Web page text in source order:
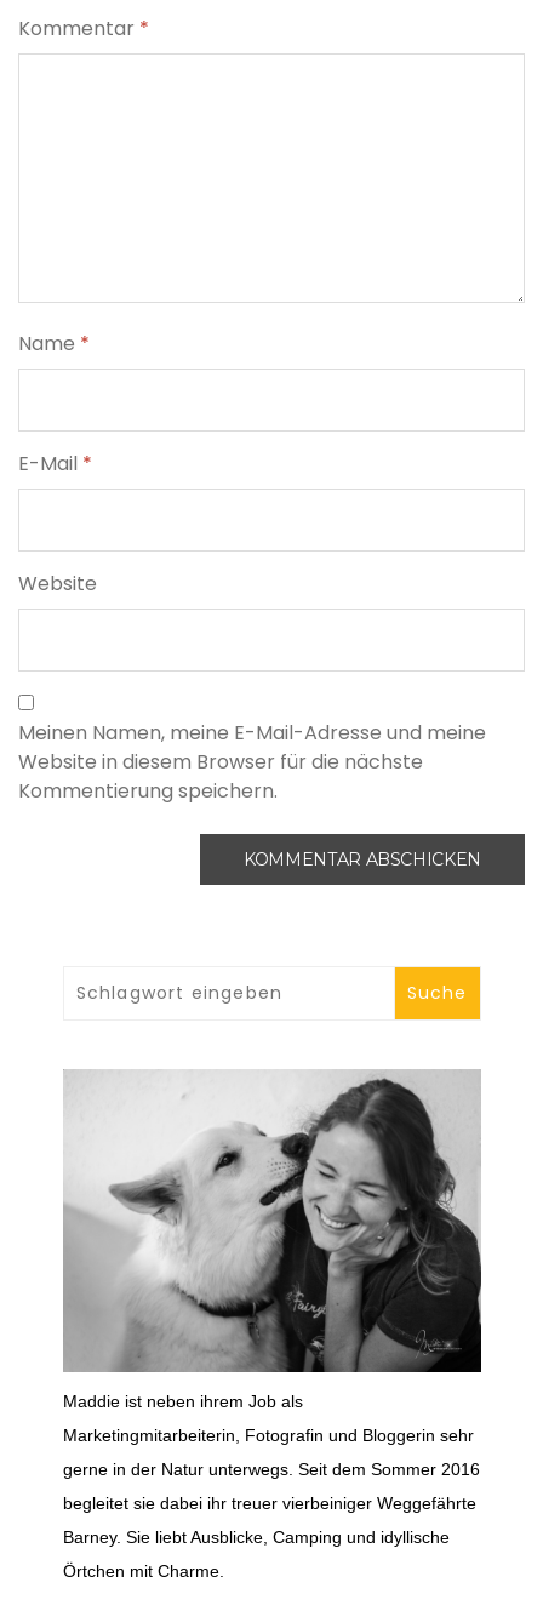
Kommentar *
Name *
E-Mail *
Website
Meinen Namen, meine E-Mail-Adresse und meine
Website in diesem Browser für die nächste
Kommentierung speichern.
Maddie ist neben ihrem Job als
Marketingmitarbeiterin, Fotografin und Bloggerin sehr
gerne in der Natur unterwegs. Seit dem Sommer 2016
begleitet sie dabei ihr treuer vierbeiniger Weggefährte
Barney. Sie liebt Ausblicke, Camping und idyllische
Örtchen mit Charme.